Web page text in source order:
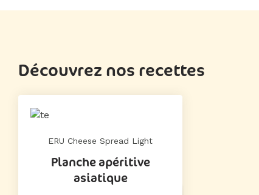
Découvrez nos recettes
ERU Cheese Spread Light
Planche apéritive
asiatique